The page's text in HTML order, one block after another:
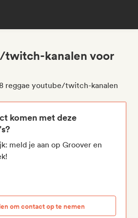
twitch-kanalen voor
reggae youtube/twitch-kanalen
komen met deze
meld je aan op Groover en
om contact op te nemen